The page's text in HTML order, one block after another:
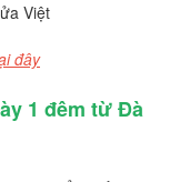
Việt
đây
1 đêm từ Đà